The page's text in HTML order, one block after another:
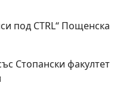
под CTRL“ Пощенска
Стопански факултет